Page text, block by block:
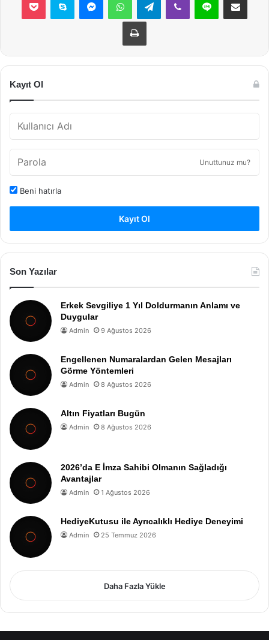
Yazdır
Kayıt Ol
Unuttunuz mu?
Beni hatırla
Kayıt Ol
Son Yazılar
Erkek Sevgiliye 1 Yıl Doldurmanın Anlamı ve
Duygular
Admin 9 Ağustos 2026
Engellenen Numaralardan Gelen Mesajları
Görme Yöntemleri
Admin 8 Ağustos 2026
Altın Fiyatları Bugün
Admin 8 Ağustos 2026
2026’da E İmza Sahibi Olmanın Sağladığı
Avantajlar
Admin 1 Ağustos 2026
HediyeKutusu ile Ayrıcalıklı Hediye Deneyimi
Admin 25 Temmuz 2026
Daha Fazla Yükle